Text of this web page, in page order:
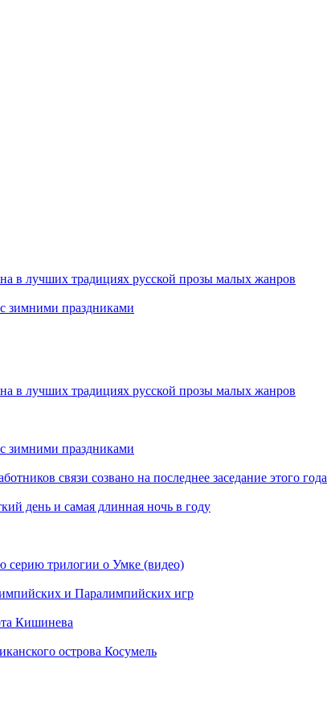
в лучших традициях русской прозы малых жанров
зимними праздниками
в лучших традициях русской прозы малых жанров
зимними праздниками
связи созвано на последнее заседание этого года
день и самая длинная ночь в году
серию трилогии о Умке (видео)
и Паралимпийских игр
Кишинева
острова Косумель